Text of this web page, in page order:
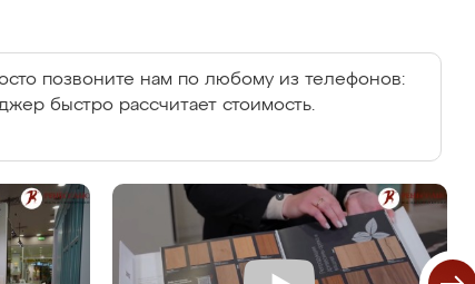
позвоните нам по любому из телефонов:
быстро рассчитает стоимость.